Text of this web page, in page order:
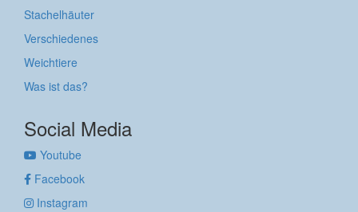
Stachelhäuter
Verschiedenes
Weichtiere
Was ist das?
Social Media
Youtube
Facebook
Instagram